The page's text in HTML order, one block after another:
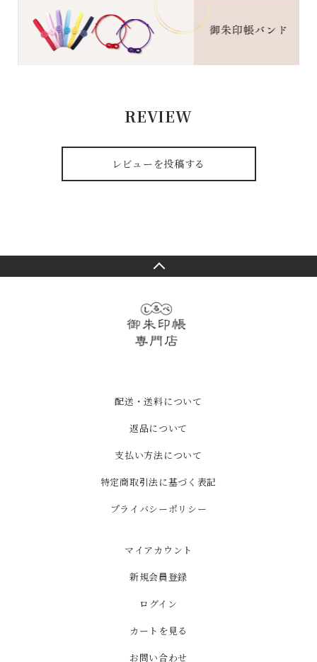
REVIEW
レビューを投稿する
配送・送料について
返品について
支払い方法について
特定商取引法に基づく表記
プライバシーポリシー
マイアカウント
新規会員登録
ログイン
カートを見る
お問い合わせ